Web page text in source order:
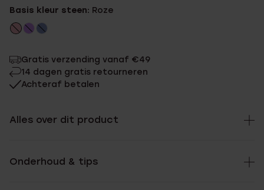
Basis kleur steen: Roze
Gratis verzending vanaf €49
14 dagen gratis retourneren
Achteraf betalen
Alles over dit product
Onderhoud & tips